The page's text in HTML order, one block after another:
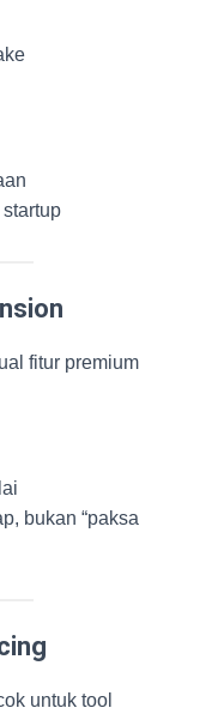
fitur premium
bukan “paksa
untuk tool